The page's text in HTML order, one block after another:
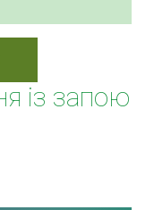
Києвііз запою